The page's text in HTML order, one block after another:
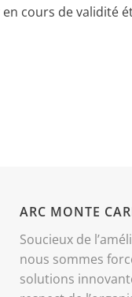
cours de validité
ARC MONTE
Soucieux de
nous sommes
solutions